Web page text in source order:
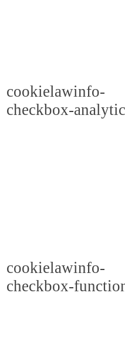
cookielawinfo-
checkbox-
cookielawinfo-
checkbox-